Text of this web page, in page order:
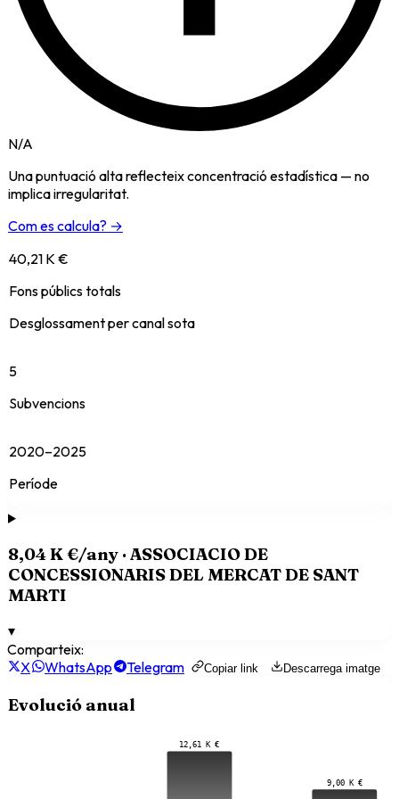
N/A
Una puntuació alta reflecteix concentració estadística — no
implica irregularitat.
Com es calcula? →
40,21 K €
Fons públics totals
Desglossament per canal sota
5
Subvencions
2020–2025
Període
8,04 K €/any ·ASSOCIACIO DE
CONCESSIONARIS DEL MERCAT DE SANT
MARTI
▾
Comparteix:
X
WhatsApp Telegram Copiar link Descarrega imatge
Evolució anual
12,61 K €
9,00 K €